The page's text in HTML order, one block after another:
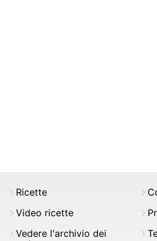
Ricette
Video ricette
Vedere l'archivio dei